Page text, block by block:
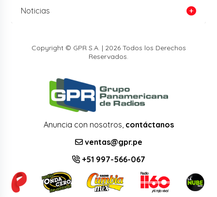
Noticias
Copyright © GPR S.A. | 2026 Todos los Derechos
Reservados.
Anuncia con nosotros, contáctanos
ventas@gpr.pe
+51 997-566-067